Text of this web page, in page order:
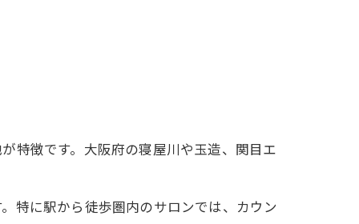
特徴です。大阪府の寝屋川や玉造、関目エ
特に駅から徒歩圏内のサロンでは、カウン